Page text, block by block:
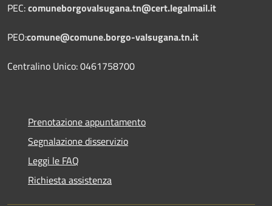
PEC:comuneborgovalsugana.tn@cert.legalmail.it
PEO:comune@comune.borgo-valsugana.tn.it
Centralino Unico: 0461758700
Prenotazione appuntamento
Segnalazione disservizio
Leggi le FAQ
Richiesta assistenza